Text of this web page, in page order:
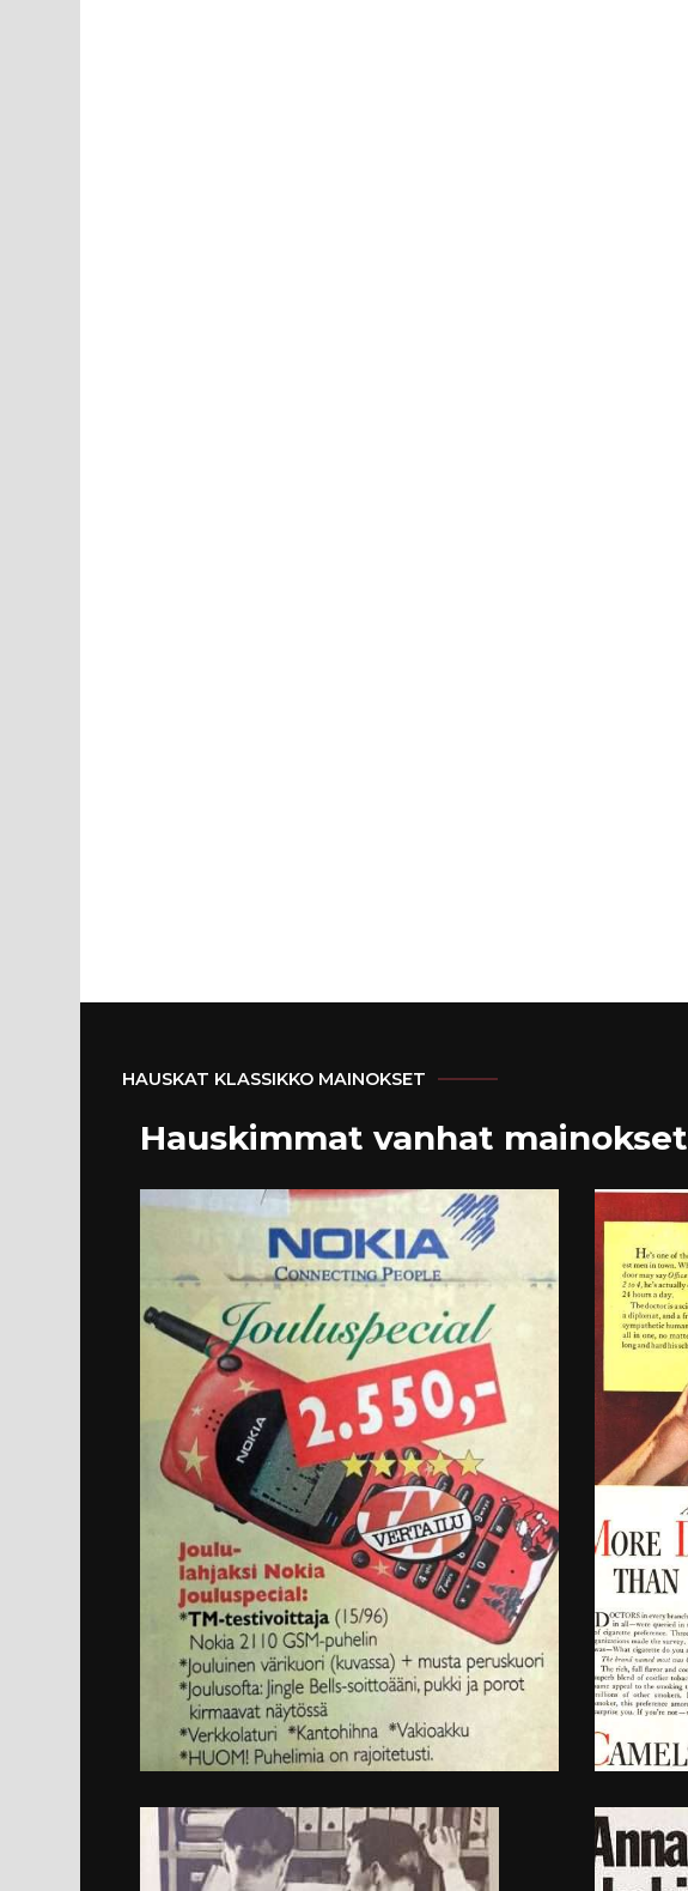
HAUSKAT KLASSIKKO MAINOKSET
Hauskimmat vanhat mainokset